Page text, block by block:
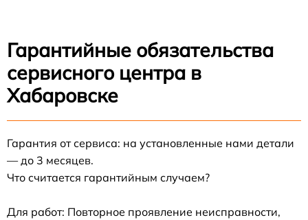
Гарантийные обязательства
сервисного центра в
Хабаровске
Гарантия от сервиса: на установленные нами детали
— до 3 месяцев.
Что считается гарантийным случаем?
Для работ: Повторное проявление неисправности,